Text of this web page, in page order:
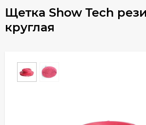
Щетка Show Tech
круглая